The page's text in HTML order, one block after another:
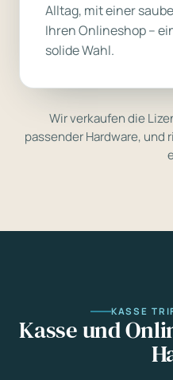
Alltag, mit einer
Ihren Onlineshop –
solide Wahl.
Wir verkaufen die
passender Hardware, und
KASSE
Kasse und